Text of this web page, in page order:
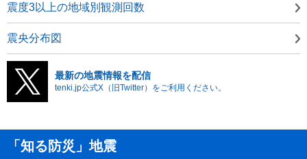
震度3以上の地域別観測回数
震央分布図
最新の地震情報を配信
tenki.jp公式X（旧Twitter）をご利用ください。
「知る防災」地震